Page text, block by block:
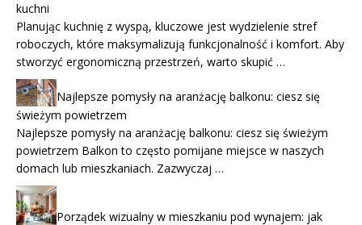
kuchni
Planując kuchnię z wyspą, kluczowe jest wydzielenie stref
roboczych, które maksymalizują funkcjonalność i komfort. Aby
stworzyć ergonomiczną przestrzeń, warto skupić …
Najlepsze pomysły na aranżację balkonu: ciesz się
świeżym powietrzem
Najlepsze pomysły na aranżację balkonu: ciesz się świeżym
powietrzem Balkon to często pomijane miejsce w naszych
domach lub mieszkaniach. Zazwyczaj …
Porządek wizualny w mieszkaniu pod wynajem: jak